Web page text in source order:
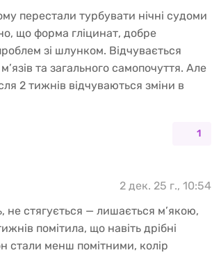
перестали турбувати нічні судоми
що форма гліцинат, добре
зі шлунком. Відчувається
та загального самопочуття. Але
2 тижнів відчуваються зміни в
1
2 дек. 25 г., 10:54
не стягується — лишається м’якою,
помітила, що навіть дрібні
стали менш помітними, колір